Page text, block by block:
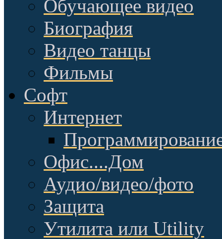
Обучающее видео
Биография
Видео танцы
Фильмы
Софт
Интернет
Офис....Дом
Аудио/видео/фото
Защита
Утилита или Utility